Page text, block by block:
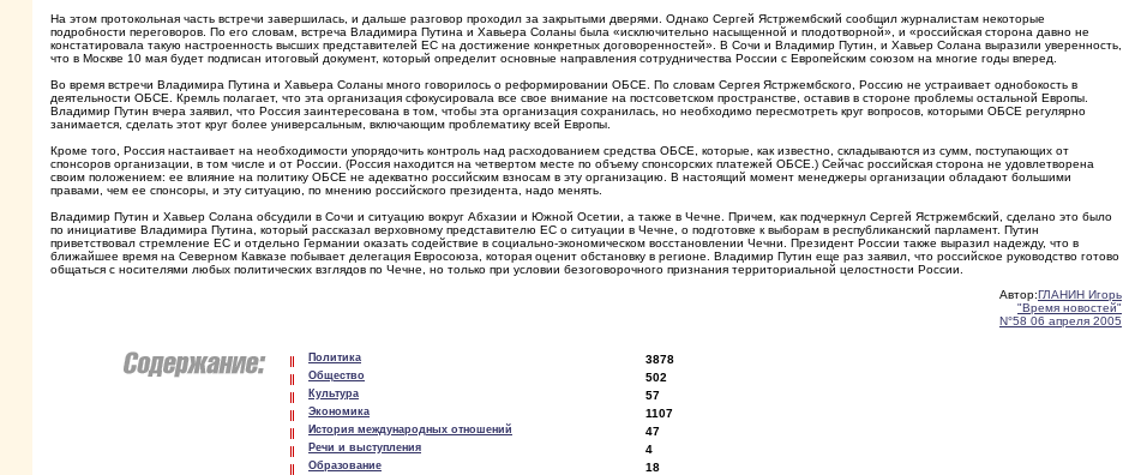
На этом протокольная часть встречи завершилась, и дальше разговор проходил за закрытыми дверями. Однако Сергей Ястржембский сообщил журналистам некоторые
подробности переговоров. По его словам, встреча Владимира Путина и Хавьера Соланы была «исключительно насыщенной и плодотворной», и «российская сторона давно не
констатировала такую настроенность высших представителей ЕС на достижение конкретных договоренностей». В Сочи и Владимир Путин, и Хавьер Солана выразили уверенность,
что в Москве 10 мая будет подписан итоговый документ, который определит основные направления сотрудничества России с Европейским союзом на многие годы вперед.
Во время встречи Владимира Путина и Хавьера Соланы много говорилось о реформировании ОБСЕ. По словам Сергея Ястржембского, Россию не устраивает однобокость в
деятельности ОБСЕ. Кремль полагает, что эта организация сфокусировала все свое внимание на постсоветском пространстве, оставив в стороне проблемы остальной Европы.
Владимир Путин вчера заявил, что Россия заинтересована в том, чтобы эта организация сохранилась, но необходимо пересмотреть круг вопросов, которыми ОБСЕ регулярно
занимается, сделать этот круг более универсальным, включающим проблематику всей Европы.
Кроме того, Россия настаивает на необходимости упорядочить контроль над расходованием средства ОБСЕ, которые, как известно, складываются из сумм, поступающих от
спонсоров организации, в том числе и от России. (Россия находится на четвертом месте по объему спонсорских платежей ОБСЕ.) Сейчас российская сторона не удовлетворена
своим положением: ее влияние на политику ОБСЕ не адекватно российским взносам в эту организацию. В настоящий момент менеджеры организации обладают большими
правами, чем ее спонсоры, и эту ситуацию, по мнению российского президента, надо менять.
Владимир Путин и Хавьер Солана обсудили в Сочи и ситуацию вокруг Абхазии и Южной Осетии, а также в Чечне. Причем, как подчеркнул Сергей Ястржембский, сделано это было
по инициативе Владимира Путина, который рассказал верховному представителю ЕС о ситуации в Чечне, о подготовке к выборам в республиканский парламент. Путин
приветствовал стремление ЕС и отдельно Германии оказать содействие в социально-экономическом восстановлении Чечни. Президент России также выразил надежду, что в
ближайшее время на Северном Кавказе побывает делегация Евросоюза, которая оценит обстановку в регионе. Владимир Путин еще раз заявил, что российское руководство готово
общаться с носителями любых политических взглядов по Чечне, но только при условии безоговорочного признания территориальной целостности России.
Автор:ГЛАНИН Игорь
"Время новостей"
N°58 06 апреля 2005
Политика 3878
Общество 502
Культура 57
Экономика 1107
История международных отношений 47
Речи и выступления 4
Образование 18